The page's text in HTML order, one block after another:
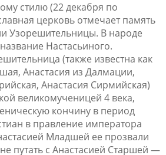
стилю (22 декабря по
церковь отмечает память
Узорешительницы. В народе
Настасьиного.
(также известна как
Анастасия из Далмации,
Анастасия Сирмийская)
великомученицей 4 века,
кончину в период
в правление императора
Младшей ее прозвали
путать с Анастасией Старшей —